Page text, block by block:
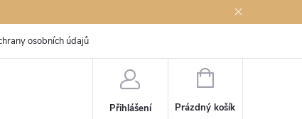
osobních údajů
Přihlášení
NÁKUPNÍ
Prázdný košík